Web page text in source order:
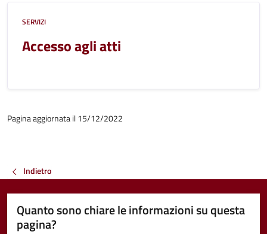
SERVIZI
Accesso agli atti
Pagina aggiornata il 15/12/2022
Indietro
Quanto sono chiare le informazioni su questa
pagina?